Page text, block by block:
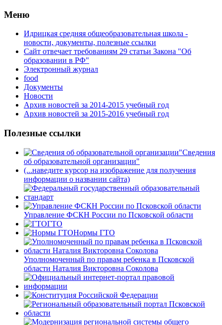
Мeню
Идрицкая средняя общеобразовательная школа -
новости, документы, полезные ссылки
Сайт отвечает требованиям 29 cтатьи Закона "Об
образовании в РФ"
Электронный журнал
food
Документы
Новости
Архив новостей за 2014-2015 учебный год
Архив новостей за 2015-2016 учебный год
Полезные ссылки
Сведения
об образовательной организации"
(...наведите курсор на изображение для получения
информации о названии сайта)
Управление ФСКН России по Псковской области
ГТО
Нормы ГТО
Уполномоченный по правам ребенка в Псковской
области Наталия Викторовна Соколова